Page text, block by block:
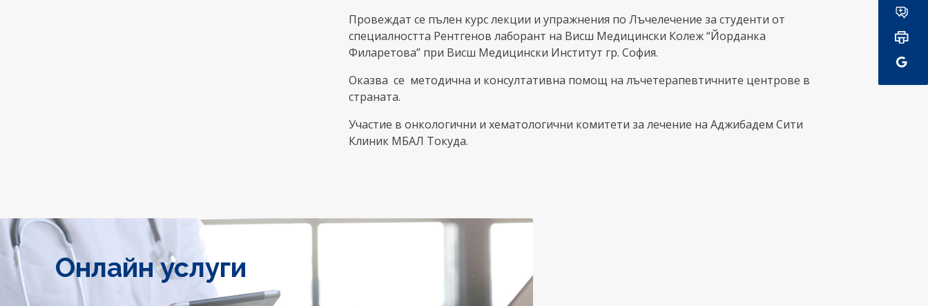
Провеждат се пълен курс лекции и упражнения по Лъчелечение за студенти от
специалността Рентгенов лаборант на Висш Медицински Колеж “Йорданка
Филаретова” при Висш Медицински Институт гр. София.
Оказва се методична и консултативна помощ на лъчетерапевтичните центрове в
страната.
Участие в онкологични и хематологични комитети за лечение на Аджибадем Сити
Клиник МБАЛ Токуда.
Онлайн услуги